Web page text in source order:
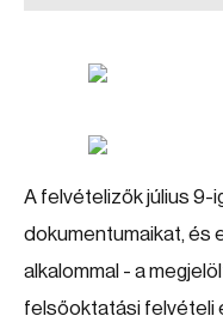
A felvételizők július 9-
dokumentumaikat, és
alkalommal - a
felsőoktatási felvételi